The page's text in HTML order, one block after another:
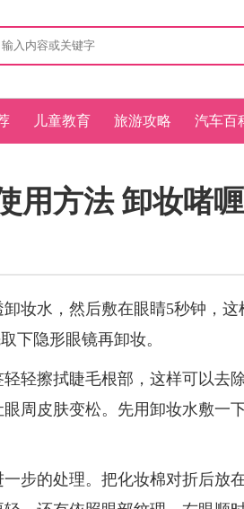
儿童教育 旅游攻略 汽车百
用方法 卸妆啫
水，然后敷在眼睛5秒钟，这
下隐形眼镜再卸妆。
擦拭睫毛根部，这样可以去
周皮肤变松。先用卸妆水敷一
的处理。把化妆棉对折后放